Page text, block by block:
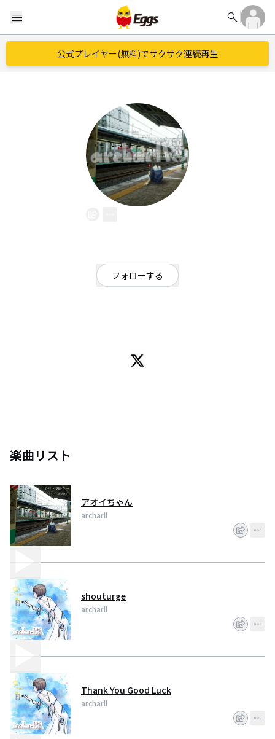
menu search
公式プレイヤー(無料)でサクサク連続再生
フォローする
楽曲リスト
アオイちゃん
archarll
shouturge
archarll
Thank You Good Luck
archarll